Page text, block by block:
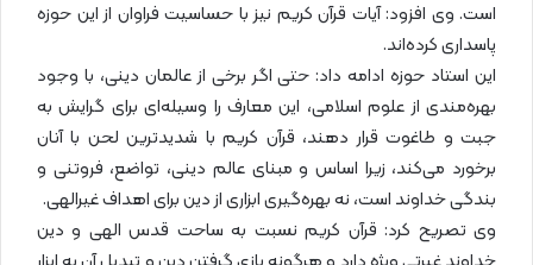
است. وی افزود: آیات قرآن کریم نیز با حساسیت فراوان از این حوزه
پاسداری کرده‌اند.
این استاد حوزه ادامه داد: حتی اگر برخی از عالمان دینی، با وجود
بهره‌مندی از علوم اسلامی، این معارف را وسیله‌ای برای گرایش به
جبت و طاغوت قرار دهند، قرآن کریم با شدیدترین لحن با آنان
برخورد می‌کند، زیرا اساس و مبنای عالم دینی، تواضع، فروتنی و
بندگی خداوند است، نه بهره‌گیری ابزاری از دین برای اهداف غیرالهی.
وی تصریح کرد: قرآن کریم نسبت به ساحت قدس الهی و دین